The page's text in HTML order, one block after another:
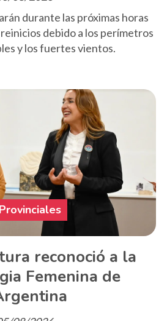
durante las próximas horas
debido a los perímetros
y los fuertes vientos.
reconoció a la
Femenina de
Provinciales